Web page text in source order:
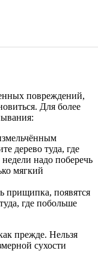
повреждений,
Для более
дерево туда, где
надо поберечь
мягкий
прищипка, появятся
где побольше
прежде. Нельзя
сухости